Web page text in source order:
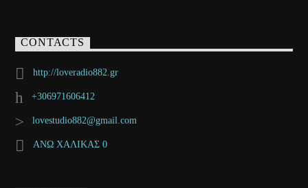
CONTACTS
http://loveradio882.gr
+306971606412
lovestudio882@gmail.com
ΑΝΩ ΧΑΛΙΚΑΣ 0